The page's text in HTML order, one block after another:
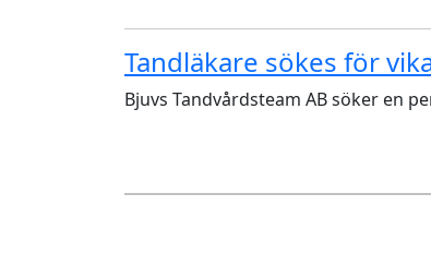
Tandläkare sökes för
Bjuvs Tandvårdsteam AB söker en